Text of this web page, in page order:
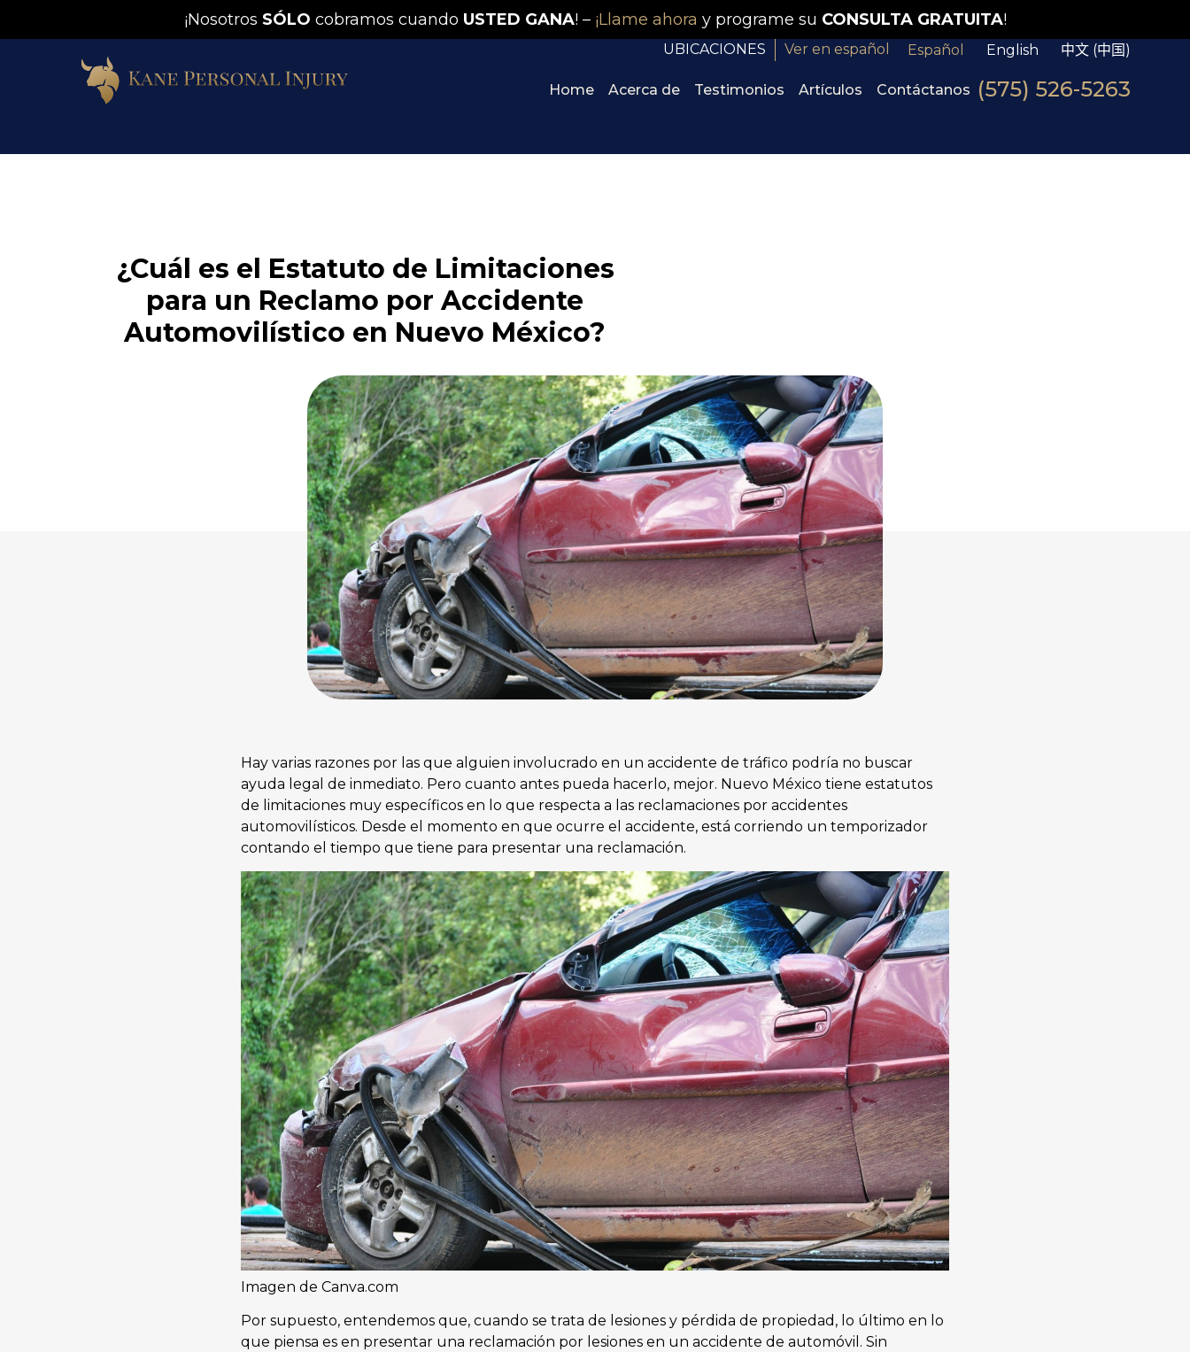
¡Nosotros SÓLO cobramos cuando USTED GANA! – ¡Llame ahora y programe su CONSULTA GRATUITA!
UBICACIONES Ver en español Español English 中文 (中国)
Home Acerca de Testimonios Artículos Contáctanos (575) 526-5263
¿Cuál es el Estatuto de Limitaciones
para un Reclamo por Accidente
Automovilístico en Nuevo México?
Hay varias razones por las que alguien involucrado en un accidente de tráfico podría no buscar
ayuda legal de inmediato. Pero cuanto antes pueda hacerlo, mejor. Nuevo México tiene estatutos
de limitaciones muy específicos en lo que respecta a las reclamaciones por accidentes
automovilísticos. Desde el momento en que ocurre el accidente, está corriendo un temporizador
contando el tiempo que tiene para presentar una reclamación.
Imagen de Canva.com
Por supuesto, entendemos que, cuando se trata de lesiones y pérdida de propiedad, lo último en lo
que piensa es en presentar una reclamación por lesiones en un accidente de automóvil. Sin